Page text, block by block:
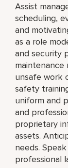
Assist
scheduling,
and
as a role
and security
maintenance
unsafe work
safety
uniform and
and
proprietary
assets.
needs.
professional